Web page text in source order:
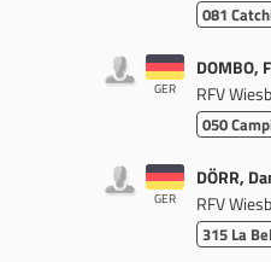
081
GER
DOMBO,
RFV
050
GER
DÖRR,
RFV
315 La